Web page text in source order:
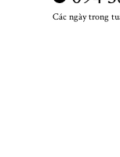
Các ngày trong